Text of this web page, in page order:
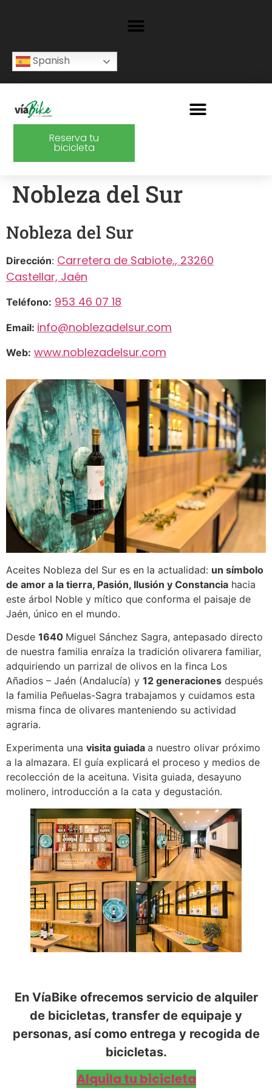
Spanish
Reserva tu
bicicleta
Nobleza del Sur
Nobleza del Sur
Dirección: Carretera de Sabiote,, 23260
Castellar, Jaén
Teléfono: 953 46 07 18
Email: info@noblezadelsur.com
Web: www.noblezadelsur.com
Aceites Nobleza del Sur es en la actualidad: un símbolo
de amor a la tierra, Pasión, Ilusión y Constancia hacia
este árbol Noble y mítico que conforma el paisaje de
Jaén, único en el mundo.
Desde 1640 Miguel Sánchez Sagra, antepasado directo
de nuestra familia enraíza la tradición olivarera familiar,
adquiriendo un parrizal de olivos en la finca Los
Añadios – Jaén (Andalucía) y 12 generaciones después
la familia Peñuelas-Sagra trabajamos y cuidamos esta
misma finca de olivares manteniendo su actividad
agraria.
Experimenta una visita guiada a nuestro olivar próximo
a la almazara. El guía explicará el proceso y medios de
recolección de la aceituna. Visita guiada, desayuno
molinero, introducción a la cata y degustación.
En VíaBike ofrecemos servicio de alquiler
de bicicletas, transfer de equipaje y
personas, así como entrega y recogida de
bicicletas.
Alquila tu bicicleta